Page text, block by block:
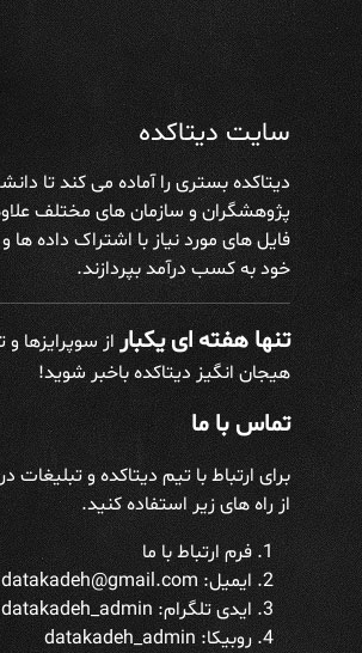
سایت دیتاکده
دیتاکده بستری را آماده می کند تا
پژوهشگران و سازمان های مختلف
فایل های مورد نیاز با اشتراک داده ها و
خود به کسب درآمد بپردازند.
تنها هفته ای یکباراز سوپرایزها و
هیجان انگیز دیتاکده باخبر شوید!
تماس با ما
برای ارتباط با تیم دیتاکده و تبلیغات
از راه های زیر استفاده کنید.
فرم ارتباط با ما
ایمیل: datakadeh@gmail.com
ایدی تلگرام:datakadeh_admin
روبیکا: datakadeh_admin